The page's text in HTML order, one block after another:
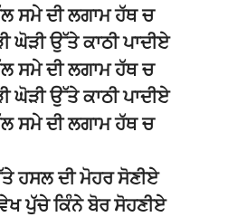
ਸਮੇ ਦੀ ਲਗਾਮ ਹੱਥ ਚ
ਘੋੜੀ ਉੱਤੇ ਕਾਠੀ ਪਾਦੀਏ
ਸਮੇ ਦੀ ਲਗਾਮ ਹੱਥ ਚ
ਘੋੜੀ ਉੱਤੇ ਕਾਠੀ ਪਾਦੀਏ
ਸਮੇ ਦੀ ਲਗਾਮ ਹੱਥ ਚ
ਹਸਲ ਦੀ ਮੋਹਰ ਸੋਣੀਏ
ਪੁੱਚੇ ਕਿੰਨੇ ਬੋਰ ਸੋਹਣੀਏ